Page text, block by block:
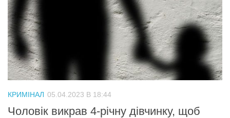
КРИМІНАЛ 05.04.2023 В 18:44
Чоловік викрав 4-річну дівчинку, щоб